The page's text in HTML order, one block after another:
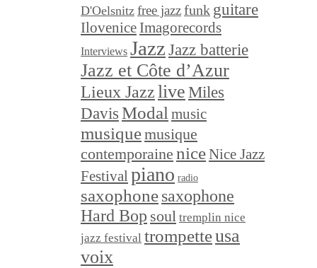
D'Oelsnitz free jazzfunk guitare
Ilovenice Imagorecords
Interviews Jazz Jazz batterie
Jazz et Côte d’Azur
Lieux Jazzlive Miles
Davis Modal music
musiquemusique
contemporaine niceNice Jazz
Festival piano radio
saxophonesaxophone
Hard Bop soul tremplin nice
jazz festival trompetteusa
voix